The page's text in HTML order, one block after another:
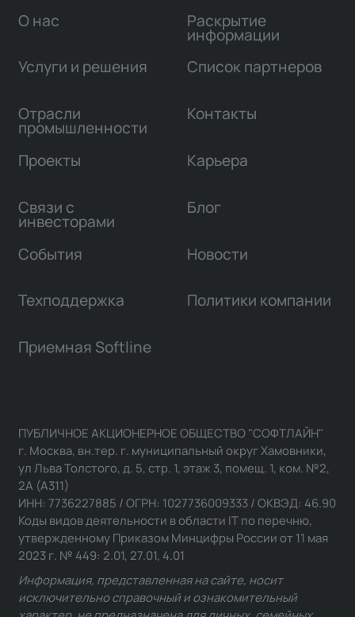
О нас
Услуги и решения
Отрасли
промышленности
Проекты
Связи с
инвесторами
Раскрытие
информации
Список партнеров
Контакты
Карьера
Блог
События Новости
Техподдержка Политики компании
Приемная Softline
ПУБЛИЧНОЕ АКЦИОНЕРНОЕ ОБЩЕСТВО "СОФТЛАЙН"
г. Москва, вн.тер. г. муниципальный округ Хамовники,
ул Льва Толстого, д. 5, стр. 1, этаж 3, помещ. 1, ком. №2,
2А (А311)
ИНН: 7736227885 / ОГРН: 1027736009333 / ОКВЭД: 46.90
Коды видов деятельности в области IT по перечню,
утвержденному Приказом Минцифры России от 11 мая
2023 г. № 449: 2.01, 27.01, 4.01
Информация, представленная на сайте, носит
исключительно справочный и ознакомительный